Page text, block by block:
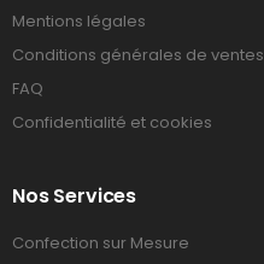
Mentions légales
Conditions générales de ventes
FAQ
Confidentialité et cookies
Nos Services
Confection sur Mesure